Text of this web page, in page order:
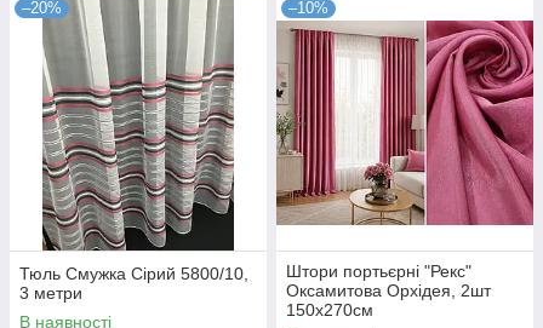
–20%
Тюль Смужка Сірий 5800/10,
3 метри
В наявності
–10%
Штори портьєрні "Рекс"
Оксамитова Орхідея, 2шт
150х270см